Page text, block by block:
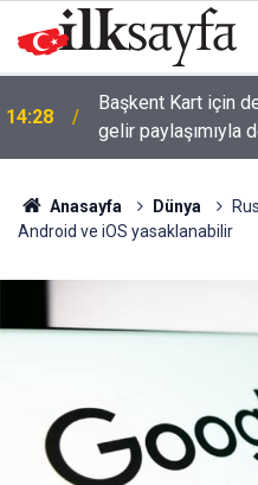
14:28
Başkent Kart için
gelir paylaşımıyla
14:00
EGO’dan
resmen başladı
Anasayfa Dünya
Android ve iOS yasaklanabilir